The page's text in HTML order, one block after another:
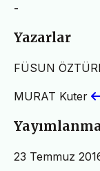
-
Yazarlar
FÜSUN
MURAT Kuter
23 Temmuz